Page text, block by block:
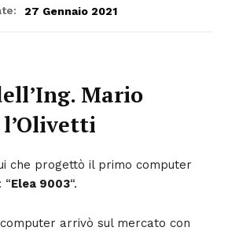
27 Gennaio 2021
Mario
che progettò il primo computer
“Elea 9003“.
arrivò sul mercato con